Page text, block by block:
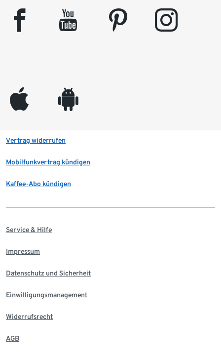
facebook youtube pinterest instagram
appleinc android
Vertrag widerrufen
Mobilfunkvertrag kündigen
Kaffee-Abo kündigen
Service & Hilfe
Impressum
Datenschutz und Sicherheit
Einwilligungsmanagement
Widerrufsrecht
AGB